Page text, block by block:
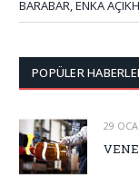
BARABAR, ENKA
POPÜLER
29